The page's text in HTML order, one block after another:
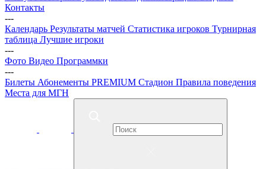
Контакты
---
Календарь Результаты матчей Статистика игроков Турнирная
таблица Лучшие игроки
---
Фото Видео Программки
---
Билеты Абонементы PREMIUM Стадион Правила поведения
Места для МГН